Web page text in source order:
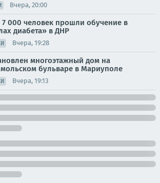
Вчера, 20:00
7 000 человек прошли обучение в
диабета» в ДНР
Вчера, 19:28
многоэтажный дом на
бульваре в Мариуполе
Вчера, 19:13